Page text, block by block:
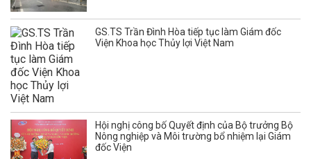
GS.TS Trần Đình Hòa tiếp tục làm Giám đốc
Viện Khoa học Thủy lợi Việt Nam
Hội nghị công bố Quyết định của Bộ trưởng Bộ
Nông nghiệp và Môi trường bổ nhiệm lại Giám
đốc Viện